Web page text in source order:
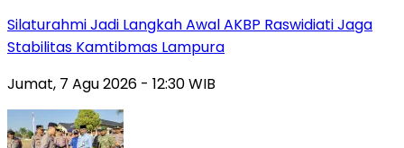
Silaturahmi Jadi Langkah Awal AKBP Raswidiati Jaga
Stabilitas Kamtibmas Lampura
Jumat, 7 Agu 2026 - 12:30 WIB